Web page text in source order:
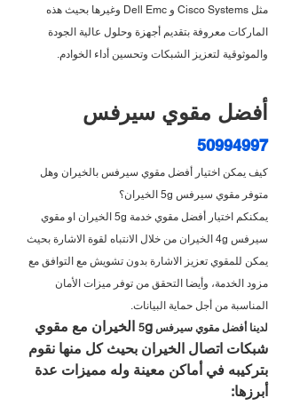
مثل Cisco Systems و Dell Emc وغيرها بحيث هذه
الماركات معروفة بتقديم أجهزة وحلول عالية الجودة
والموثوقية لتعزيز الشبكات وتحسين أداء الخوادم.
أفضل مقوي سيرفس
50994997
كيف يمكن اختيار أفضل مقوي سيرفس بالخيران وهل
متوفر مقوي سيرفس 5g الخيران؟
يمكنكم اختيار أفضل مقوي خدمة 5g الخيران او مقوي
سيرفس 4g الخيران من خلال الانتباه لقوة الاشارة بحيث
يمكن للمقوي تعزيز الاشارة بدون تشويش مع التوافق مع
مزود الخدمة، وأيضا التحقق من توفر ميزات الأمان
المناسبة من أجل حماية البيانات.
لدينا أفضل مقوي سيرفس 5
g الخيران مع مقوي
شبكات اتصال الخيران بحيث كل منها نقوم
بتركيبه في أماكن معينة وله مميزات عدة
أبرزها: